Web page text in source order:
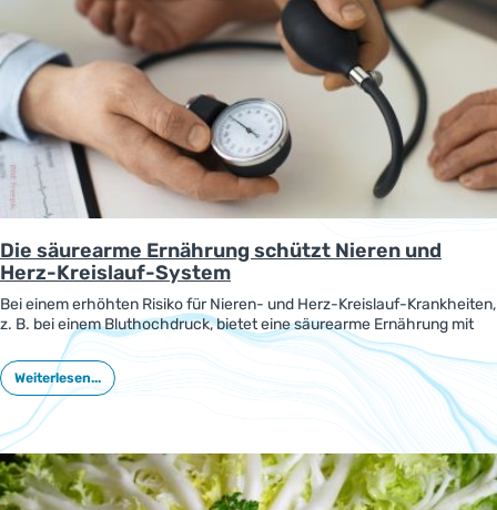
Die säurearme Ernährung schützt Nieren und
Herz-Kreislauf-System
Bei einem erhöhten Risiko für Nieren- und Herz-Kreislauf-Krankheiten,
z. B. bei einem Bluthochdruck, bietet eine säurearme Ernährung mit
reichlich Obst und Gemüse gesundheitliche Vorteile. Das zeigt eine
neue Studie.
Weiterlesen...